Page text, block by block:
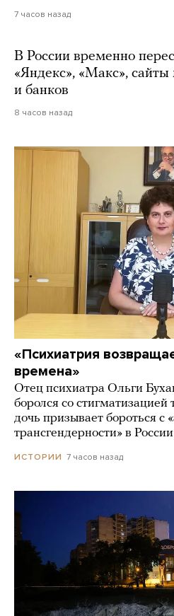
7 часов назад
В России временно
«Яндекс», «Макс», сайты
и банков
8 часов назад
«Психиатрия
времена»
Отец психиатра Ольги
боролся со
дочь призывает бороться с
трансгендерности» в России
ИСТОРИИ 7 часов назад